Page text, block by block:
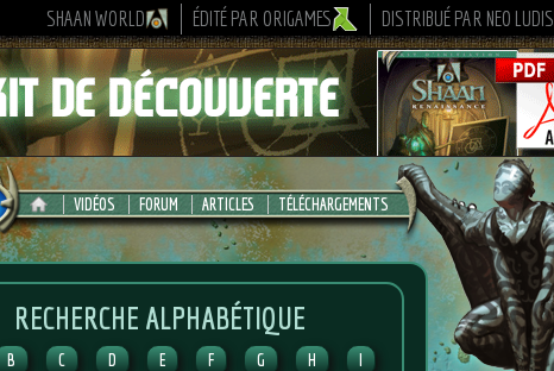
SHAAN WORLD ÉDITÉ PAR ORIGAMES DISTRIBUÉ PAR NEO LUDIS
VIDÉOS FORUM ARTICLES TÉLÉCHARGEMENTS
RECHERCHE ALPHABÉTIQUE
B C D E F G H I